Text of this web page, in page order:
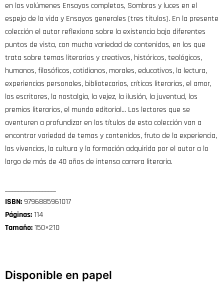
en los volúmenes Ensayos completos, Sombras y luces en el
espejo de la vida y Ensayos generales (tres títulos). En la presente
colección el autor reflexiona sobre la existencia bajo diferentes
puntos de vista, con mucha variedad de contenidos, en los que
trata sobre temas literarios y creativos, históricos, teológicos,
humanos, filosóficos, cotidianos, morales, educativos, la lectura,
experiencias personales, bibliotecarios, críticas literarias, el amor,
los escritores, la nostalgia, la vejez, la ilusión, la juventud, los
premios literarios, el mundo editorial… Los lectores que se
aventuren a profundizar en los títulos de esta colección van a
encontrar variedad de temas y contenidos, fruto de la experiencia,
las vivencias, la cultura y la formación adquirida por el autor a lo
largo de más de 40 años de intensa carrera literaria.
_________________
ISBN:9796885961017
Páginas:114
Tamaño:150×210
Disponible en papel